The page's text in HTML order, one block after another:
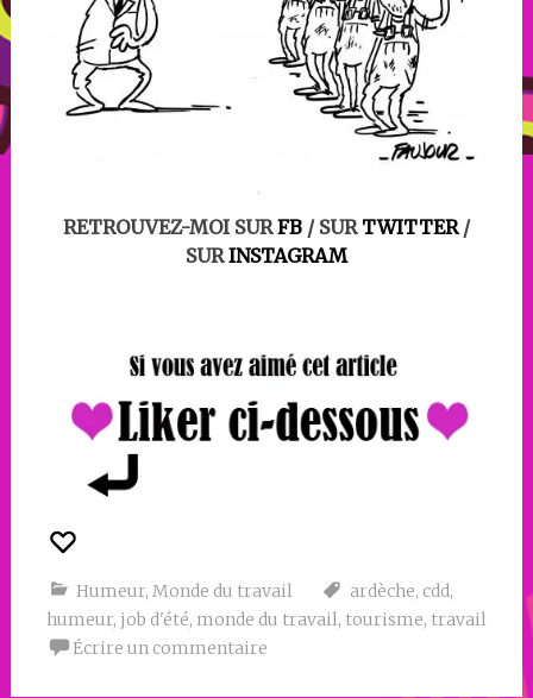
RETROUVEZ-MOI SUR FB / SUR TWITTER/
SURINSTAGRAM
Humeur, Monde du travail ardèche, cdd,
humeur, job d'été, monde du travail, tourisme, travail
Écrire un commentaire